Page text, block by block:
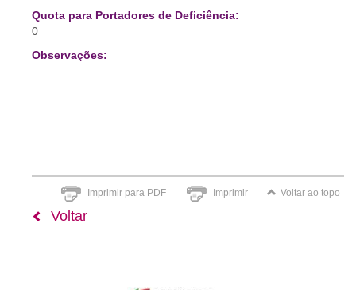
Quota para Portadores de Deficiência:
0
Observações:
Imprimir para PDF Imprimir Voltar ao topo
Voltar